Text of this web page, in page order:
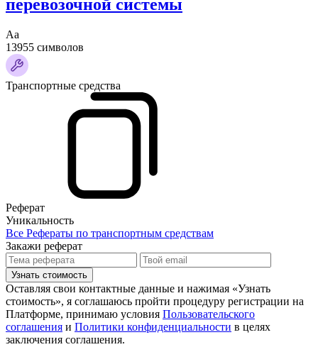
перевозочной системы
Аа
13955 символов
Транспортные средства
Реферат
Уникальность
Все Рефераты по транспортным средствам
Закажи реферат
Узнать стоимость
Оставляя свои контактные данные и нажимая «Узнать
стоимость», я соглашаюсь пройти процедуру регистрации на
Платформе, принимаю условия Пользовательского
соглашения и Политики конфиденциальности в целях
заключения соглашения.